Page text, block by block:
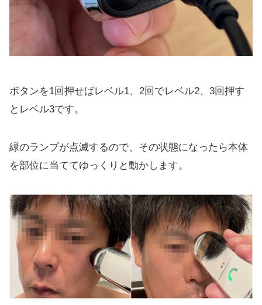
ボタンを1回押せばレベル1、2回でレベル2、3回押す
とレベル3です。
緑のランプが点滅するので、その状態になったら本体
を部位に当ててゆっくりと動かします。